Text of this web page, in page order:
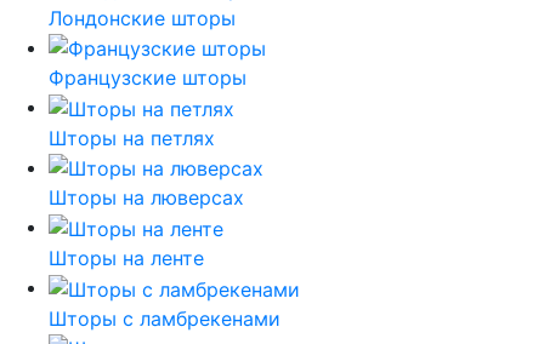
Лондонские шторы
Французские шторы
Шторы на петлях
Шторы на люверсах
Шторы на ленте
Шторы с ламбрекенами